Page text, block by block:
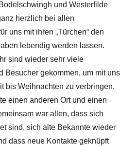
und Westerfilde
herzlich bei allen
uns mit ihren „Türchen“ den
lebendig werden lassen.
sind wieder sehr viele
Besucher gekommen, um mit uns
bis Weihnachten zu verbringen.
einen anderen Ort und einen
war allen, dass sich
sind, sich alte Bekannte wieder
dass neue Kontakte geknüpft